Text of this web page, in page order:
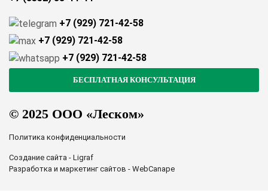
© 2025 ООО «Леском»
Политика конфиденциальности
Создание сайта - Ligraf
Разработка и маркетинг сайтов - WebCanape
+7 (929) 721-42-58
+7 (929) 721-42-58
+7 (929) 721-42-58